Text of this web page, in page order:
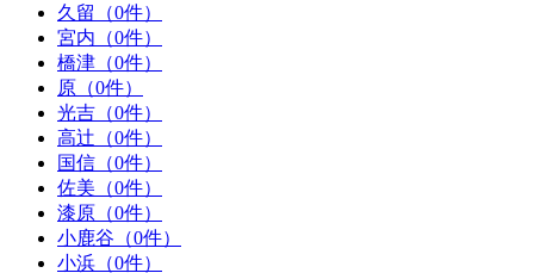
久留（0件）
宮内（0件）
橋津（0件）
原（0件）
光吉（0件）
高辻（0件）
国信（0件）
佐美（0件）
漆原（0件）
小鹿谷（0件）
小浜（0件）